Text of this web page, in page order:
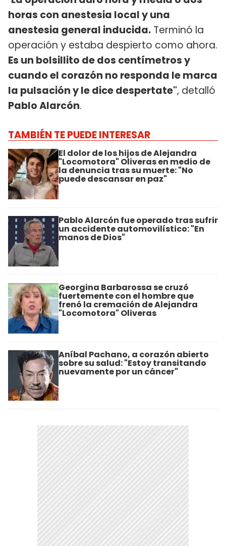
horas con anestesia local y una
anestesia general inducida. Terminó la
operación y estaba despierto como ahora.
Es un bolsillito de dos centímetros y
cuando el corazón no responda le marca
la pulsación y le dice despertate", detalló
Pablo Alarcón.
TAMBIÉN TE PUEDE INTERESAR
El dolor de los hijos de Alejandra
"Locomotora" Oliveras en medio de
la denuncia tras su muerte: "No
puede descansar en paz"
Pablo Alarcón fue operado tras sufrir
un accidente automovilístico: "En
manos de Dios"
Georgina Barbarossa se cruzó
fuertemente con el hombre que
frenó la cremación de Alejandra
"Locomotora" Oliveras
Aníbal Pachano, a corazón abierto
sobre su salud: "Estoy transitando
nuevamente por un cáncer"